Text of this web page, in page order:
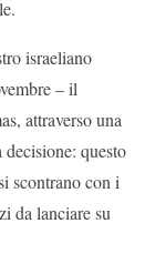
israeliano
– il
attraverso una
questo
scontrano con i
da lanciare su